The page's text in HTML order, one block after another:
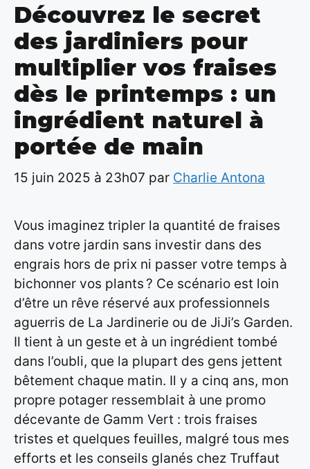
Découvrez le secret
des jardiniers pour
multiplier vos fraises
dès le printemps : un
ingrédient naturel à
portée de main
15 juin 2025 à 23h07 par Charlie Antona
Vous imaginez tripler la quantité de fraises
dans votre jardin sans investir dans des
engrais hors de prix ni passer votre temps à
bichonner vos plants ? Ce scénario est loin
d’être un rêve réservé aux professionnels
aguerris de La Jardinerie ou de JiJi’s Garden.
Il tient à un geste et à un ingrédient tombé
dans l’oubli, que la plupart des gens jettent
bêtement chaque matin. Il y a cinq ans, mon
propre potager ressemblait à une promo
décevante de Gamm Vert : trois fraises
tristes et quelques feuilles, malgré tous mes
efforts et les conseils glanés chez Truffaut